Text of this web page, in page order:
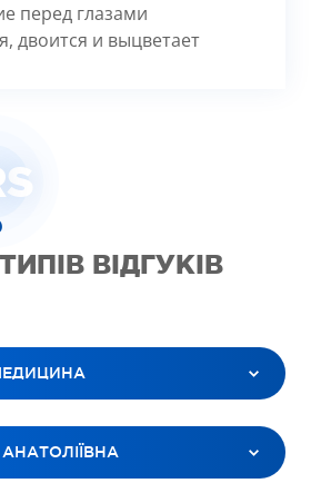
перед глазами
двоится и выцветает
S
ВІДГУКІВ
ЗОРУ